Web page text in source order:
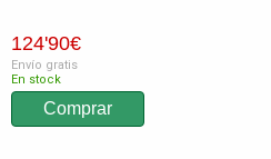
124'90€
Envío gratis
En stock